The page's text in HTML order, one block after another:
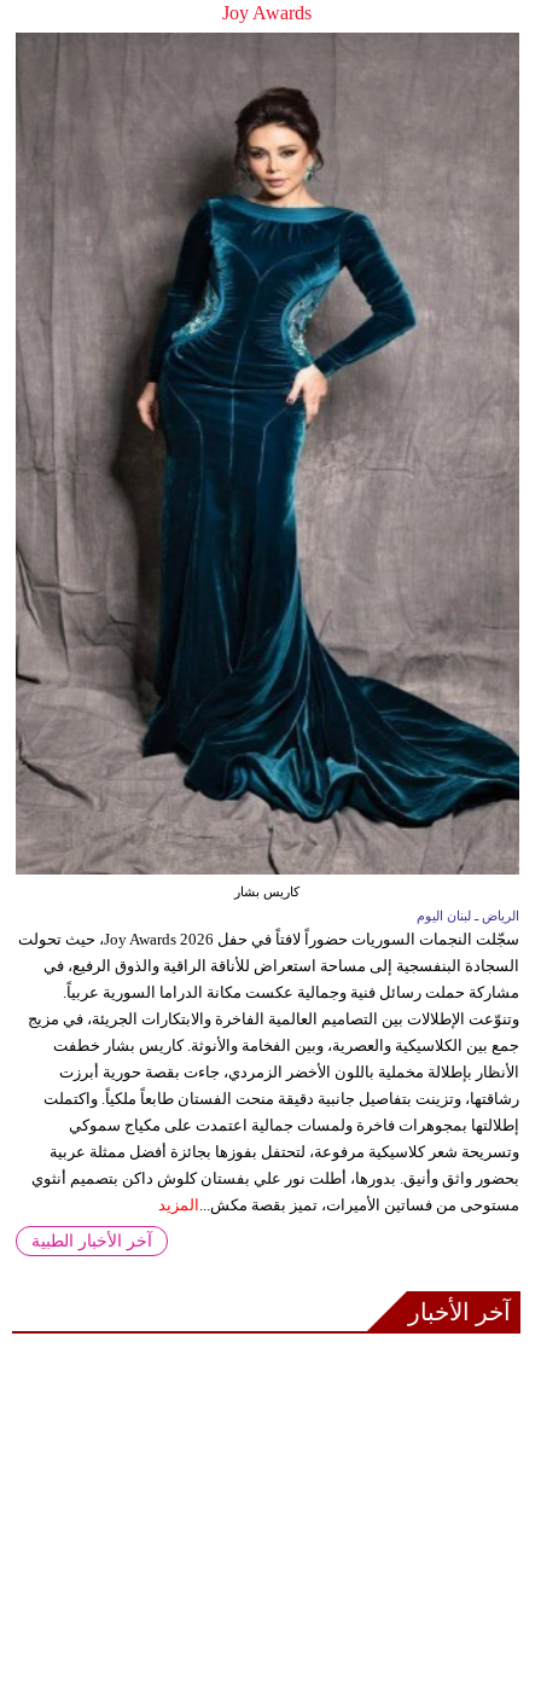
Joy Awards
كاريس بشار
الرياض ـ لبنان اليوم
سجّلت النجمات السوريات حضوراً لافتاً في حفل Joy Awards 2026، حيث تحولت
السجادة البنفسجية إلى مساحة استعراض للأناقة الراقية والذوق الرفيع، في
مشاركة حملت رسائل فنية وجمالية عكست مكانة الدراما السورية عربياً.
وتنوّعت الإطلالات بين التصاميم العالمية الفاخرة والابتكارات الجريئة، في مزيج
جمع بين الكلاسيكية والعصرية، وبين الفخامة والأنوثة. كاريس بشار خطفت
الأنظار بإطلالة مخملية باللون الأخضر الزمردي، جاءت بقصة حورية أبرزت
رشاقتها، وتزينت بتفاصيل جانبية دقيقة منحت الفستان طابعاً ملكياً. واكتملت
إطلالتها بمجوهرات فاخرة ولمسات جمالية اعتمدت على مكياج سموكي
وتسريحة شعر كلاسيكية مرفوعة، لتحتفل بفوزها بجائزة أفضل ممثلة عربية
بحضور واثق وأنيق. بدورها، أطلت نور علي بفستان كلوش داكن بتصميم أنثوي
مستوحى من فساتين الأميرات، تميز بقصة مكش...
المزيد
آخر الأخبار الطبية
آخر الأخبار